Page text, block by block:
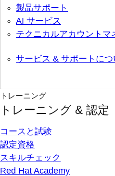
製品サポート
AI サービス
テクニカルアカウントマ
サービス & サポートにつ
トレーニング
トレーニング & 認定
コースと試験
認定資格
スキルチェック
Red Hat Academy